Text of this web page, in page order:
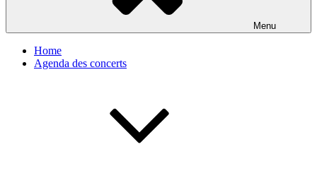
Menu
Home
Agenda des concerts